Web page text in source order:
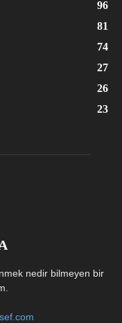
96
81
74
27
26
23
nedir bilmeyen bir